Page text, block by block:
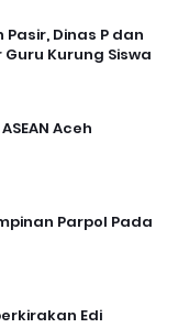
Dinas P dan
Kurung Siswa
Aceh
Parpol Pada
Edi